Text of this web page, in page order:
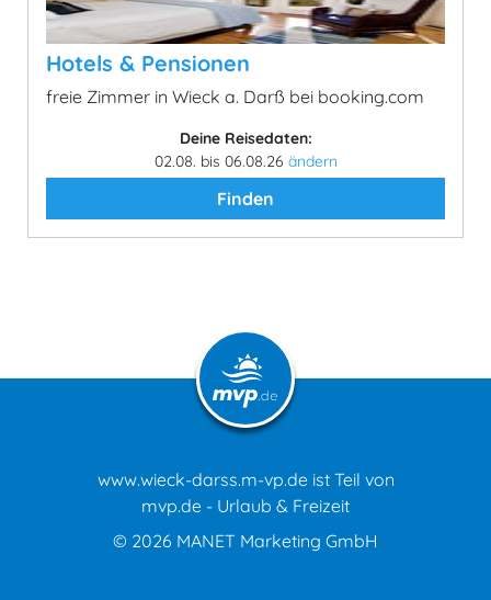
Hotels & Pensionen
freie Zimmer in Wieck a. Darß bei booking.com
Deine Reisedaten:
02.08. bis 06.08.26 ändern
Finden
www.wieck-darss.m-vp.de ist Teil von
mvp.de - Urlaub & Freizeit
© 2026 MANET Marketing GmbH